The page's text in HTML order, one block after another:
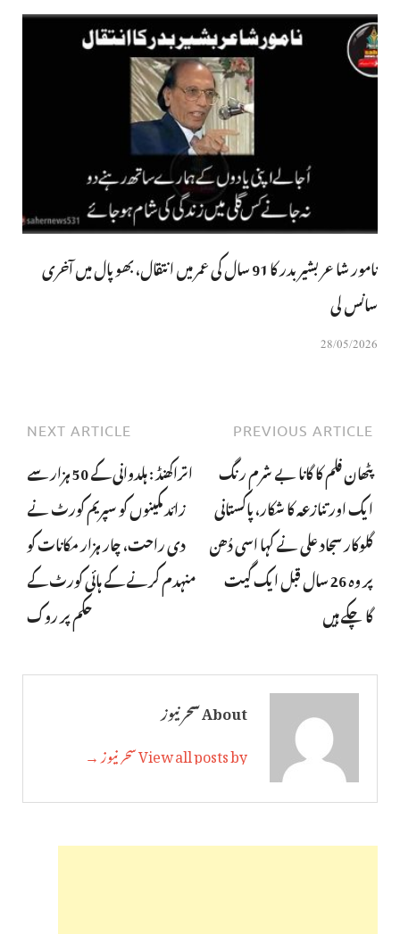
نامور شاعر بشیر بدر کا 91 سال کی عمر میں انتقال، بھوپال میں آخری
سانس لی
28/05/2026
PREVIOUS ARTICLE
پٹھان فلم کا گانا بے شرم رنگ
ایک اور تنازعہ کا شکار، پاکستانی
گلوکار سجاد علی نے کہا اسی دُھن
پر وہ 26 سال قبل ایک گیت
گاچکے ہیں
NEXT ARTICLE
اتراکھنڈ : ہلدوانی کے 50 ہزار سے
زائد مکینوں کو سپریم کورٹ نے
دی راحت، چار ہزار مکانات کو
منہدم کرنے کے ہائی کورٹ کے
حکم پر روک
About سحر نیوز
View all posts by سحر نیوز →